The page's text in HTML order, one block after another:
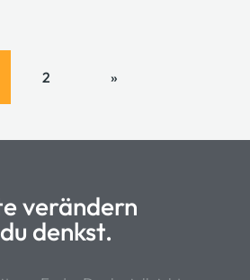
2 »
verändern
denkst.